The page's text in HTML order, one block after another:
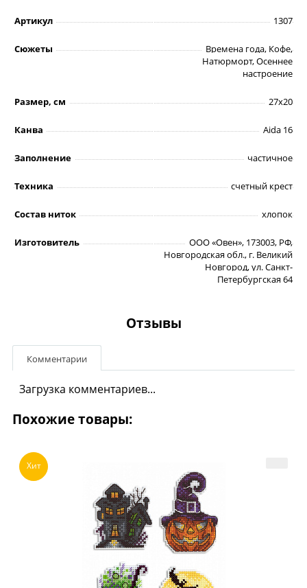
Артикул 1307
Сюжеты
Времена года, Кофе,
Натюрморт, Осеннее
настроение
Размер, см 27х20
Канва Aida 16
Заполнение частичное
Техника счетный крест
Состав ниток хлопок
Изготовитель
ООО «Овен», 173003, РФ,
Новгородская обл., г. Великий
Новгород, ул. Санкт-
Петербургская 64
Отзывы
Комментарии
Загрузка комментариев...
Похожие товары:
Хит